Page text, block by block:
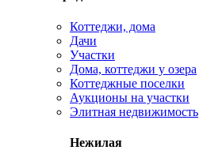
Коттеджи, дома
Дачи
Участки
Дома, коттеджи у озера
Коттеджные поселки
Аукционы на участки
Элитная недвижимость
Нежилая